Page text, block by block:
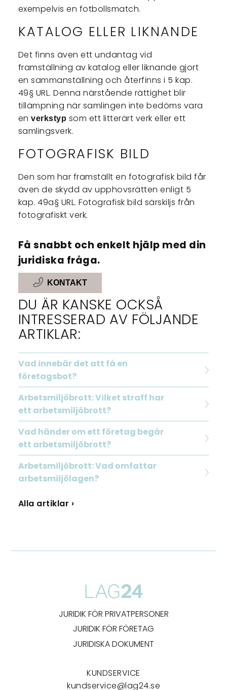
exempelvis en fotbollsmatch.
KATALOG ELLER LIKNANDE
Det finns även ett undantag vid
framställning av katalog eller liknande gjort
en sammanställning och återfinns i 5 kap.
49§ URL. Denna närstående rättighet blir
tillämpning när samlingen inte bedöms vara
enverkstyp som ett litterärt verk eller ett
samlingsverk.
FOTOGRAFISK BILD
Den som har framställt en fotografisk bild får
även de skydd av upphovsrätten enligt 5
kap. 49a§ URL. Fotografisk bild särskiljs från
fotografiskt verk.
Få snabbt och enkelt hjälp med din
juridiska fråga.
KONTAKT
DU ÄR KANSKE OCKSÅ
INTRESSERAD AV FÖLJANDE
ARTIKLAR:
Vad innebär det att få en
företagsbot?
Arbetsmiljöbrott: Vilket straff har
ett arbetsmiljöbrott?
Vad händer om ett företag begår
ett arbetsmiljöbrott?
Arbetsmiljöbrott: Vad omfattar
arbetsmiljölagen?
Alla artiklar ›
JURIDIK FÖR PRIVATPERSONER
JURIDIK FÖR FÖRETAG
JURIDISKA DOKUMENT
KUNDSERVICE
kundservice@lag24.se